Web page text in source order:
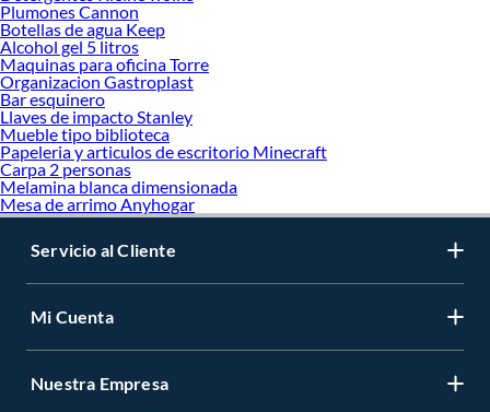
Plumones Cannon
Botellas de agua Keep
Alcohol gel 5 litros
Maquinas para oficina Torre
Organizacion Gastroplast
Bar esquinero
Llaves de impacto Stanley
Mueble tipo biblioteca
Papeleria y articulos de escritorio Minecraft
Carpa 2 personas
Melamina blanca dimensionada
Mesa de arrimo Anyhogar
Servicio al Cliente
Mi Cuenta
Nuestra Empresa